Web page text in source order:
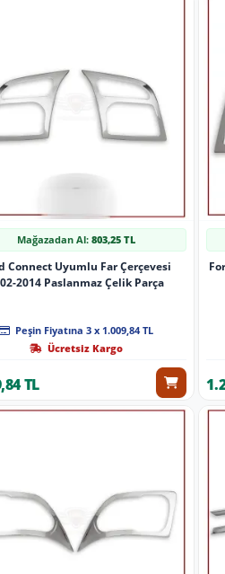
Mağazadan Al: 803,25 TL
Connect Uyumlu Far Çerçevesi
2014 Paslanmaz Çelik Parça
Peşin Fiyatına 3 x 1.009,84 TL
Ücretsiz Kargo
TL